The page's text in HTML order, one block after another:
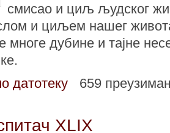
смисао и циљ људског
и циљем нашег
многе дубине и тајне
датотеку
659
XLIX